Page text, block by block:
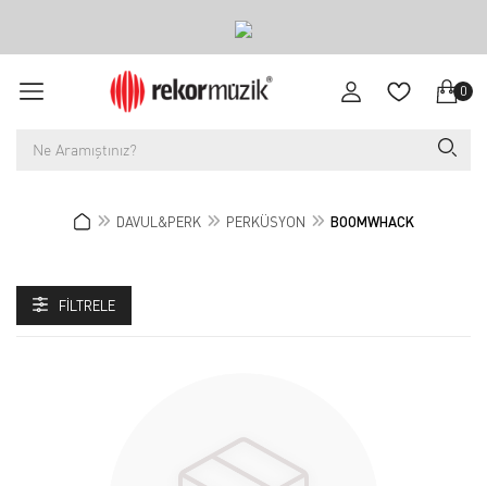
0
DAVUL&PERK PERKÜSYON BOOMWHACK
FILTRELE